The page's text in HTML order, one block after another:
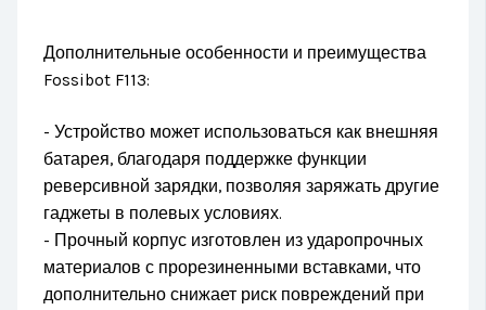
Дополнительные особенности и преимущества
Fossibot F113:
- Устройство может использоваться как внешняя
батарея, благодаря поддержке функции
реверсивной зарядки, позволяя заряжать другие
гаджеты в полевых условиях.
- Прочный корпус изготовлен из ударопрочных
материалов с прорезиненными вставками, что
дополнительно снижает риск повреждений при